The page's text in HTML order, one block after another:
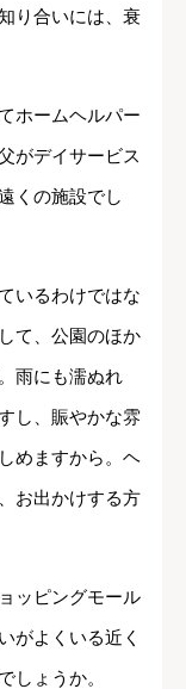
り合いには、衰
ホームヘルパー
がデイサービス
くの施設でし
いるわけではな
て、公園のほか
雨にも濡ぬれ
し、賑やかな雰
めますから。ヘ
お出かけする方
ッピングモール
がよくいる近く
しょうか。